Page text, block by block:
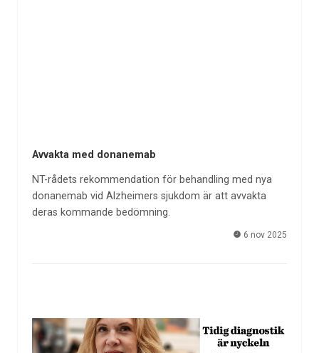
Avvakta med donanemab
NT-rådets rekommendation för behandling med nya
donanemab vid Alzheimers sjukdom är att avvakta
deras kommande bedömning.
6 nov 2025